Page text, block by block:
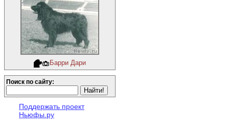
Барри Дари
Поиск по сайту:
Поддержать проект
Ньюфы.ру